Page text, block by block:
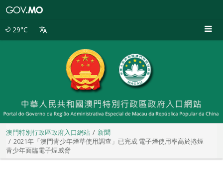
29°C
澳門特別行政區政府入口網站
新聞
2021年「澳門青少年煙草使用調查」已完成 電子煙使用率高於捲煙
青少年面臨電子煙威脅